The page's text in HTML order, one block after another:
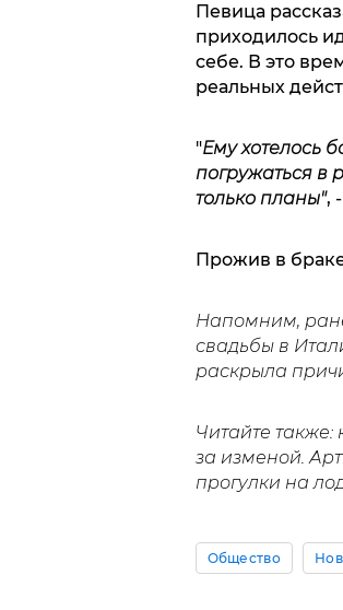
Певица
приходилось
себе. В это
реальных
"Ему хотелось
погружаться в
только планы",
Прожив в
Напомним,
свадьбы в
раскрыла
Читайте
за изменой.
прогулки на
Общество